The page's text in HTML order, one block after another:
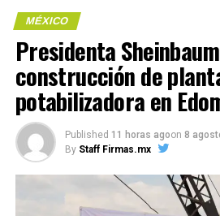
Me gusta esto:
COMPARTE ESTA
Me gusta esto:
COMPARTE ESTA
MÉXICO
Presidenta
construcción de
potabilizadora en
Published 11 horas agoon 8
By Staff Firmas.mx